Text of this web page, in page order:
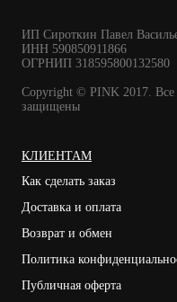
ИП Сироткин Павел
ИНН 590850911866
ОГРНИП 318595800132580
Copyright © PINK 2017. Все
защищены
КЛИЕНТАМ
Как сделать заказ
Доставка и оплата
Возврат и обмен
Политика
Публичная оферта